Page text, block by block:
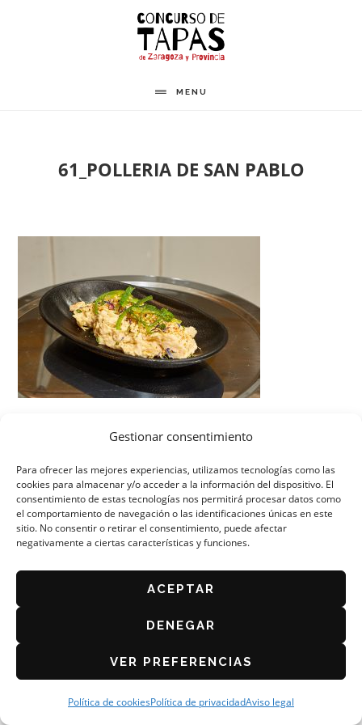
Gestionar consentimiento
Para ofrecer las mejores experiencias, utilizamos tecnologías como las
cookies para almacenar y/o acceder a la información del dispositivo. El
consentimiento de estas tecnologías nos permitirá procesar datos como
el comportamiento de navegación o las identificaciones únicas en este
sitio. No consentir o retirar el consentimiento, puede afectar
negativamente a ciertas características y funciones.
ACEPTAR
DENEGAR
VER PREFERENCIAS
Política de cookiesPolítica de privacidadAviso legal
MENU
61_POLLERIA DE SAN PABLO
ORGANIZA: ASOCIACIÓN DE CAFÉS Y BARES DE
ZARAGOZA
AVISO LEGAL
POLÍTICA DE PRIVACIDAD
POLÍTICA DE COOKIES (UE)